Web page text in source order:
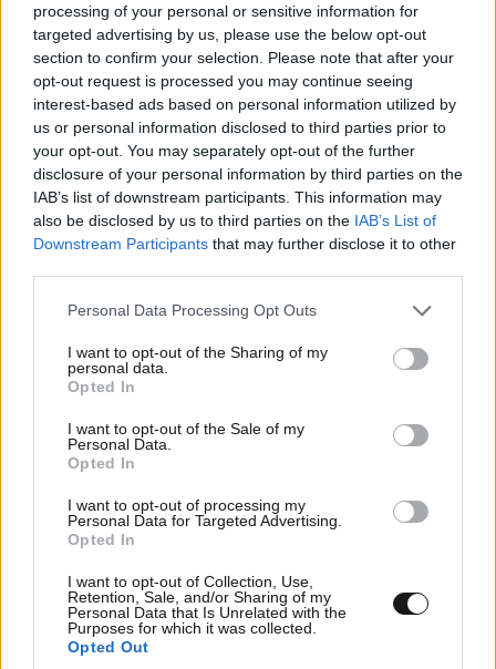
processing of your personal or sensitive information for
targeted advertising by us, please use the below opt-out
section to confirm your selection. Please note that after your
opt-out request is processed you may continue seeing
interest-based ads based on personal information utilized by
us or personal information disclosed to third parties prior to
your opt-out. You may separately opt-out of the further
disclosure of your personal information by third parties on the
IAB’s list of downstream participants. This information may
also be disclosed by us to third parties on the IAB’s List of
Downstream Participants that may further disclose it to other
Please note that this website/app uses one or more Google
not limited to your visit or usage behaviour. You may click to
grant or deny consent to Google and its third-party tags to
use your data for below specified purposes in below Google
consent section.
Personal Data Processing Opt Outs
I want to opt-out of the Sharing of my
personal data.
Opted In
I want to opt-out of the Sale of my
Personal Data.
Opted In
I want to opt-out of processing my
Personal Data for Targeted Advertising.
Opted In
I want to opt-out of Collection, Use,
Retention, Sale, and/or Sharing of my
Personal Data that Is Unrelated with the
Purposes for which it was collected.
Opted Out
ΑΝΑΣΦΑΛΕΙΑ ΠΑΝΤΟΥ ακόμα και μέσα στο ίδιο σου
το σπίτι. ΣΟΥ ΑΡΕΣΕ Η ΑΣΥΔΟΣΙΑ/ΑΤΙΜΩΡΗΣΙΑ. Τώρα
γιατί σκούζεις?
0
ΜΗΤΣΣΣΣΣΣΣ 15·06·2026 13:03
Απαντήστε
for the festivals
να γινεται πολυπολιτισμικη...